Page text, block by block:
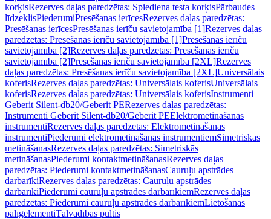
korķisRezerves daļas paredzētas: Spiediena testa korķisPārbaudes
līdzeklisPiederumiPresēšanas ierīcesRezerves daļas paredzētas:
Presēšanas ierīcesPresēšanas ierīču savietojamība [1]Rezerves daļas
paredzētas: Presēšanas ierīču savietojamība [1]Presēšanas ierīču
savietojamība [2]Rezerves daļas paredzētas: Presēšanas ierīču
savietojamība [2]Presēšanas ierīču savietojamība [2XL]Rezerves
daļas paredzētas: Presēšanas ierīču savietojamība [2XL]Universālais
koferisRezerves daļas paredzētas: Universālais koferisUniversālais
koferisRezerves daļas paredzētas: Universālais koferisInstrumenti
Geberit Silent-db20/Geberit PERezerves daļas paredzētas:
Instrumenti Geberit Silent-db20/Geberit PEElektrometināšanas
instrumentiRezerves daļas paredzētas: Elektrometināšanas
instrumentiPiederumi elektrometināšanas instrumentiemSimetriskās
metināšanasRezerves daļas paredzētas: Simetriskās
metināšanasPiederumi kontaktmetināšanasRezerves daļas
paredzētas: Piederumi kontaktmetināšanasCauruļu apstrādes
darbarīkiRezerves daļas paredzētas: Cauruļu apstrādes
darbarīkiPiederumi cauruļu apstrādes darbarīkiemRezerves daļas
paredzētas: Piederumi cauruļu apstrādes darbarīkiemLietošanas
palīgelementiTālvadības pultis